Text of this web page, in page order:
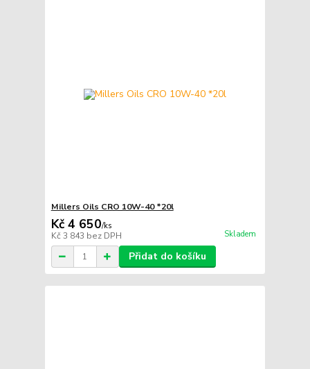
Millers Oils CRO 10W-40 *20l
Kč 4 650/ks
Kč 3 843 bez DPH Skladem
Přidat do košíku